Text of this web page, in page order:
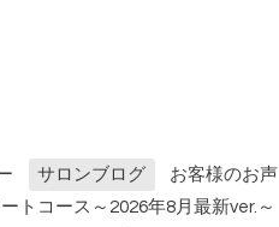
サロンブログ
お客様のお声
トコース～2026年8月最新ver.～